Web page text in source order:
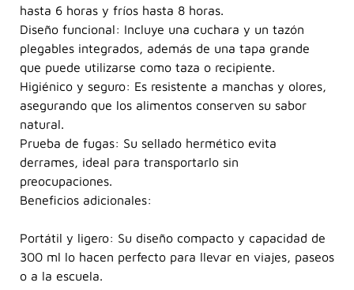
hasta 6 horas y fríos hasta 8 horas.
Diseño funcional: Incluye una cuchara y un tazón
plegables integrados, además de una tapa grande
que puede utilizarse como taza o recipiente.
Higiénico y seguro: Es resistente a manchas y olores,
asegurando que los alimentos conserven su sabor
natural.
Prueba de fugas: Su sellado hermético evita
derrames, ideal para transportarlo sin
preocupaciones.
Beneficios adicionales:
Portátil y ligero: Su diseño compacto y capacidad de
300 ml lo hacen perfecto para llevar en viajes, paseos
o a la escuela.